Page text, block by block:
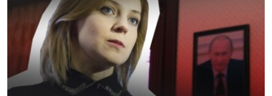
СПЕЦПРОЕКТИ
ДЕПОРТАЦІЯ
ВІДЕОУРОКИ «ELIFBE»
СВІДЧЕННЯ ОКУПАЦІЇ
ЯК ОБІЙТИ БЛОКУВАННЯ
Русский